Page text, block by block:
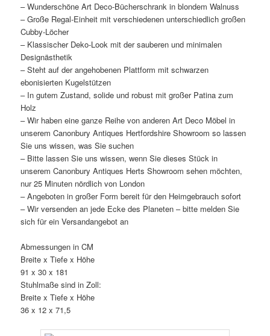
– Wunderschöne Art Deco-Bücherschrank in blondem Walnuss
– Große Regal-Einheit mit verschiedenen unterschiedlich großen
Cubby-Löcher
– Klassischer Deko-Look mit der sauberen und minimalen
Designästhetik
– Steht auf der angehobenen Plattform mit schwarzen
ebonisierten Kugelstützen
– In gutem Zustand, solide und robust mit großer Patina zum
Holz
– Wir haben eine ganze Reihe von anderen Art Deco Möbel in
unserem Canonbury Antiques Hertfordshire Showroom so lassen
Sie uns wissen, was Sie suchen
– Bitte lassen Sie uns wissen, wenn Sie dieses Stück in
unserem Canonbury Antiques Herts Showroom sehen möchten,
nur 25 Minuten nördlich von London
– Angeboten in großer Form bereit für den Heimgebrauch sofort
– Wir versenden an jede Ecke des Planeten – bitte melden Sie
sich für ein Versandangebot an
Abmessungen in CM
Breite x Tiefe x Höhe
91 x 30 x 181
Stuhlmaße sind in Zoll:
Breite x Tiefe x Höhe
36 x 12 x 71,5